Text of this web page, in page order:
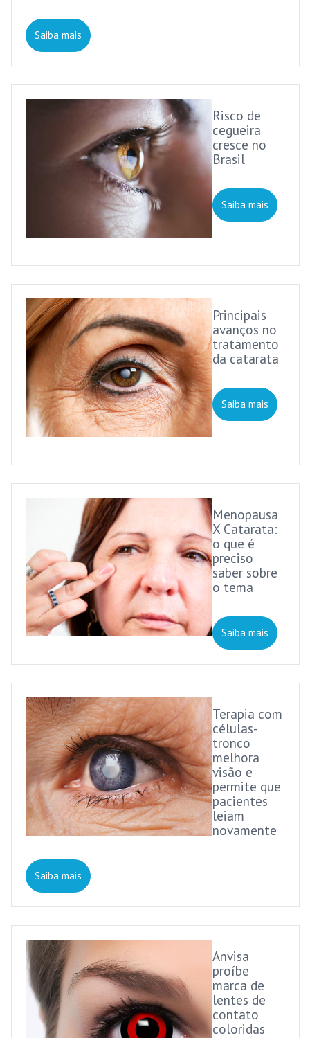
Saiba mais
Risco de
cegueira
cresce no
Brasil
Saiba mais
Principais
avanços no
tratamento
da catarata
Saiba mais
Menopausa
X Catarata:
o que é
preciso
saber sobre
o tema
Saiba mais
Terapia com
células-
tronco
melhora
visão e
permite que
pacientes
leiam
novamente
Saiba mais
Anvisa
proíbe
marca de
lentes de
contato
coloridas